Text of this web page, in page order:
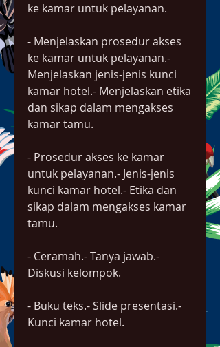
ke kamar untuk pelayanan.
- Menjelaskan prosedur akses
ke kamar untuk pelayanan.-
Menjelaskan jenis-jenis kunci
kamar hotel.- Menjelaskan etika
dan sikap dalam mengakses
kamar tamu.
- Prosedur akses ke kamar
untuk pelayanan.- Jenis-jenis
kunci kamar hotel.- Etika dan
sikap dalam mengakses kamar
tamu.
- Ceramah.- Tanya jawab.-
Diskusi kelompok.
- Buku teks.- Slide presentasi.-
Kunci kamar hotel.